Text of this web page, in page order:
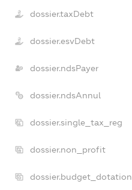
dossier.taxDebt
dossier.esvDebt
dossier.ndsPayer
dossier.ndsAnnul
dossier.single_tax_reg
dossier.non_profit
dossier.budget_dotation